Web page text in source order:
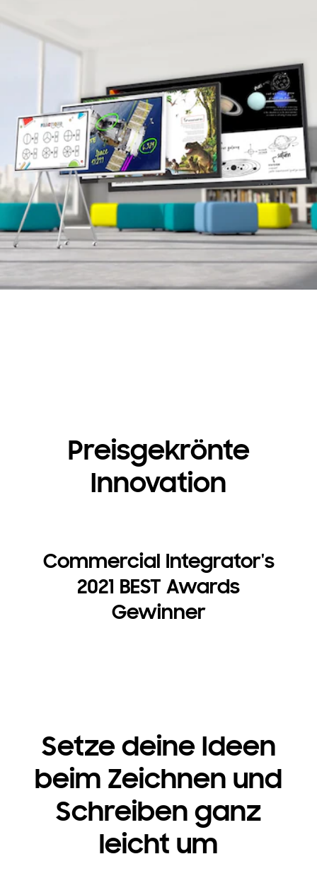
Preisgekrönte
Innovation
Commercial Integrator's
2021 BEST Awards
Gewinner
Setze deine Ideen
beim Zeichnen und
Schreiben ganz
leicht um